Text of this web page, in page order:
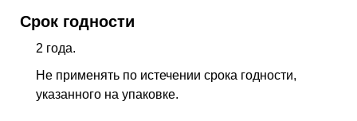
Срок годности
2 года.
Не применять по истечении срока годности,
указанного на упаковке.